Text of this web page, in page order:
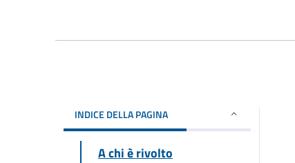
INDICE DELLA PAGINA
A chi è rivolto